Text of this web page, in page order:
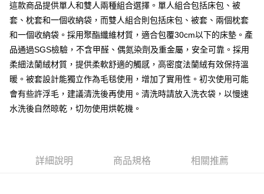
這款商品提供單人和雙人兩種組合選擇。單人組合包括床包、被
套、枕套和一個收納袋，而雙人組合則包括床包、被套、兩個枕套
和一個收納袋。採用聚酯纖維材質，適合包覆30cm以下的床墊。產
品通過SGS檢驗，不含甲醛、偶氮染劑及重金屬，安全可靠。採用
柔細法蘭絨材質，提供柔軟舒適的觸感，高密度法蘭絨有效保持溫
暖。被套設計能獨立作為毛毯使用，增加了實用性。初次使用可能
會有些許浮毛，建議清洗後再使用。清洗時請放入洗衣袋，以慢速
水洗後自然晾乾，切勿使用烘乾機。
詳細說明 商品規格 相關推薦